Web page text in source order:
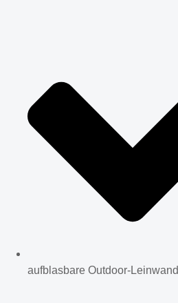
aufblasbare Outdoor-Leinwand